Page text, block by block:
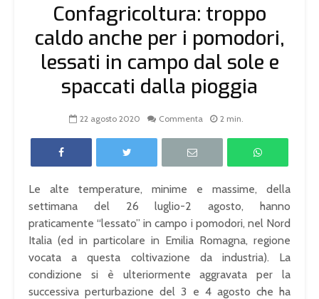
Confagricoltura: troppo
caldo anche per i pomodori,
lessati in campo dal sole e
spaccati dalla pioggia
22 agosto 2020 Commenta 2 min.
Le alte temperature, minime e massime, della
settimana del 26 luglio-2 agosto, hanno
praticamente “lessato” in campo i pomodori, nel Nord
Italia (ed in particolare in Emilia Romagna, regione
vocata a questa coltivazione da industria). La
condizione si è ulteriormente aggravata per la
successiva perturbazione del 3 e 4 agosto che ha